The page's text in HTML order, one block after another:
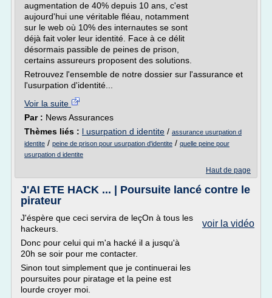
augmentation de 40% depuis 10 ans, c'est
aujourd'hui une véritable fléau, notamment
sur le web où 10% des internautes se sont
déjà fait voler leur identité. Face à ce délit
désormais passible de peines de prison,
certains assureurs proposent des solutions.
Retrouvez l'ensemble de notre dossier sur l'assurance et
l'usurpation d'identité...
Voir la suite
Par : News Assurances
Thèmes liés : l usurpation d identite / assurance usurpation d
identite / peine de prison pour usurpation d'identite / quelle peine pour
usurpation d identite
Haut de page
J'AI ETE HACK ... | Poursuite lancé contre le
pirateur
voir la vidéo
J'éspère que ceci servira de leçOn à tous les
hackeurs.
Donc pour celui qui m'a hacké il a jusqu'à
20h se soir pour me contacter.
Sinon tout simplement que je continuerai les
poursuites pour piratage et la peine est
lourde croyer moi.